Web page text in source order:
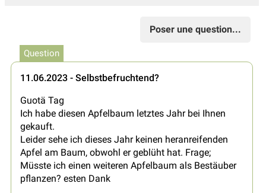
Poser une question...
Question
11.06.2023 - Selbstbefruchtend?
Guotä Tag
Ich habe diesen Apfelbaum letztes Jahr bei Ihnen
gekauft.
Leider sehe ich dieses Jahr keinen heranreifenden
Apfel am Baum, obwohl er geblüht hat. Frage;
Müsste ich einen weiteren Apfelbaum als Bestäuber
pflanzen? esten Dank